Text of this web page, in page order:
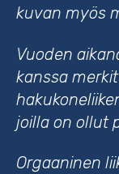
kuvan myös
Vuoden
kanssa
joilla on ollut
Orgaaninen